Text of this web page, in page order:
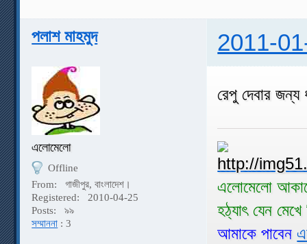
পলাশ মাহমুদ 2011-
এলোমেলো
Offline
From:
গাজীপুর, বাংলাদেশ।
Registered:
2010-04-25
Posts:
৯৯
সম্মাননা : 3
রেপু দেবার
এলোমেলো
হঠ্যাৎ যেন
আমাকে পাবেন